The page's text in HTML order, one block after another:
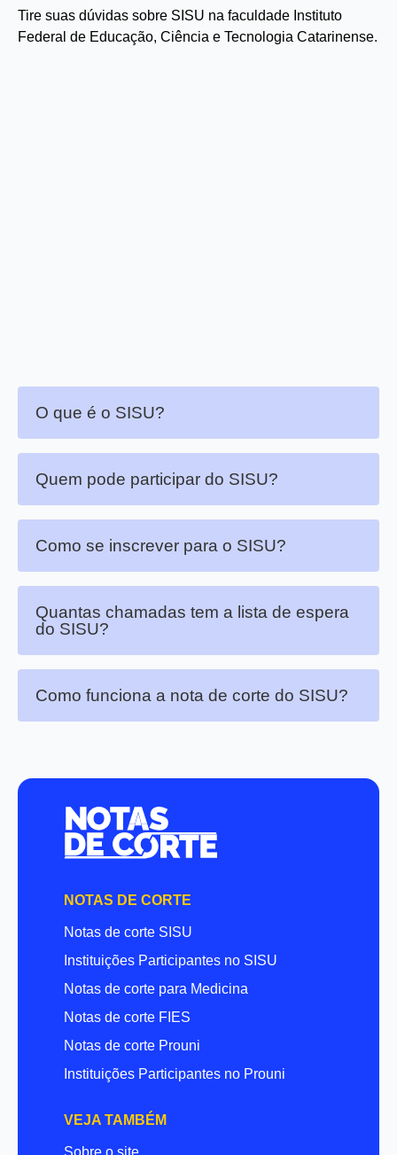
Tire suas dúvidas sobre SISU na faculdade Instituto
Federal de Educação, Ciência e Tecnologia Catarinense.
O que é o SISU?
Quem pode participar do SISU?
Como se inscrever para o SISU?
Quantas chamadas tem a lista de espera
do SISU?
Como funciona a nota de corte do SISU?
NOTAS DE CORTE
Notas de corte SISU
Instituições Participantes no SISU
Notas de corte para Medicina
Notas de corte FIES
Notas de corte Prouni
Instituições Participantes no Prouni
VEJA TAMBÉM
Sobre o site